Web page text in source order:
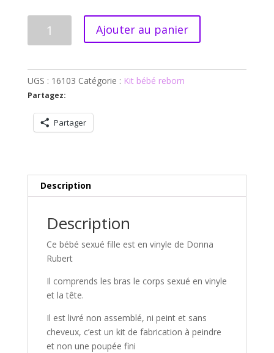
corps
en
Ajouter au panier
UGS : 16103 Catégorie : Kit bébé reborn
Partagez:
Partager
Description
Description
Ce bébé sexué fille est en vinyle de Donna
Rubert
Il comprends les bras le corps sexué en vinyle
et la tête.
Il est livré non assemblé, ni peint et sans
cheveux, c’est un kit de fabrication à peindre
et non une poupée fini